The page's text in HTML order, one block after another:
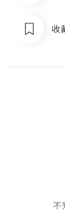
收
不